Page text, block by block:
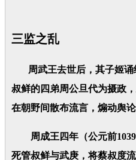
三监之乱
周武王去世后，其子姬诵
叔鲜的四弟周公旦代为摄政
在朝野间散布流言，煽动舆
周成王四年（公元前1039
死管叔鲜与武庚，将蔡叔度